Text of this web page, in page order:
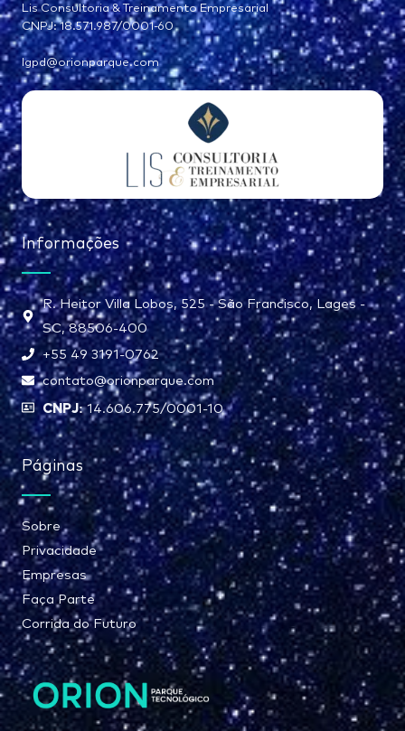
Páginas
Sobre
Privacidade
Empresas
Faça Parte
Corrida do Futuro
Informações
R. Heitor Villa Lobos, 525 - São Francisco, Lages -
SC, 88506-400
+55 49 3191-0762
contato@orionparque.com
CNPJ:14.606.775/0001-10
Lis Consultoria & Treinamento Empresarial
CNPJ: 18.571.987/0001-60
lgpd@orionparque.com